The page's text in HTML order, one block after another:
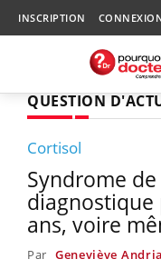
INSCRIPTION
QUESTION
Cortisol
Syndrome de
diagnostique
ans, voire
Par Geneviève